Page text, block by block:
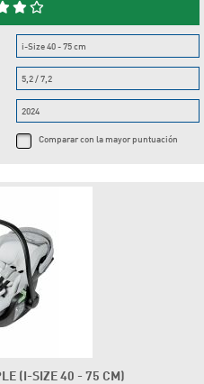
i-Size 40 - 75 cm
5,2 / 7,2
2024
Comparar con la mayor puntuación
(I-SIZE 40 - 75 CM)